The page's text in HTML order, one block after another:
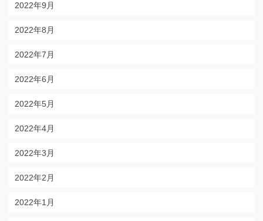
2022年9月
2022年8月
2022年7月
2022年6月
2022年5月
2022年4月
2022年3月
2022年2月
2022年1月